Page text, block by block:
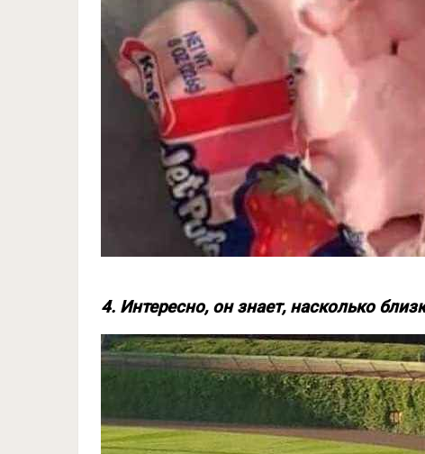
4. Интересно, он знает, насколько